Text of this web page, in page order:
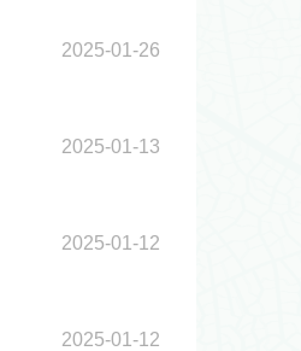
2025-01-26
2025-01-13
2025-01-12
2025-01-12